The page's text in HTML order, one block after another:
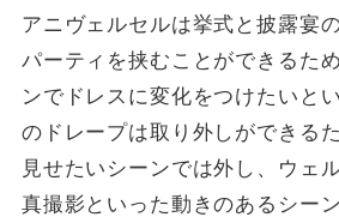
アニヴェルセルは挙式と披露宴
パーティを挟むことができるた
ンでドレスに変化をつけたいと
のドレープは取り外しができる
見せたいシーンでは外し、ウェ
真撮影といった動きのあるシー